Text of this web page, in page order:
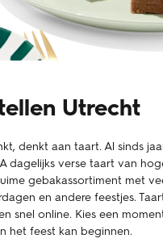
Utrecht
denkt aan taart. Al sinds
dagelijks verse taart van
gebakassortiment met
en andere feestjes.
snel online. Kies een
het feest kan beginnen.